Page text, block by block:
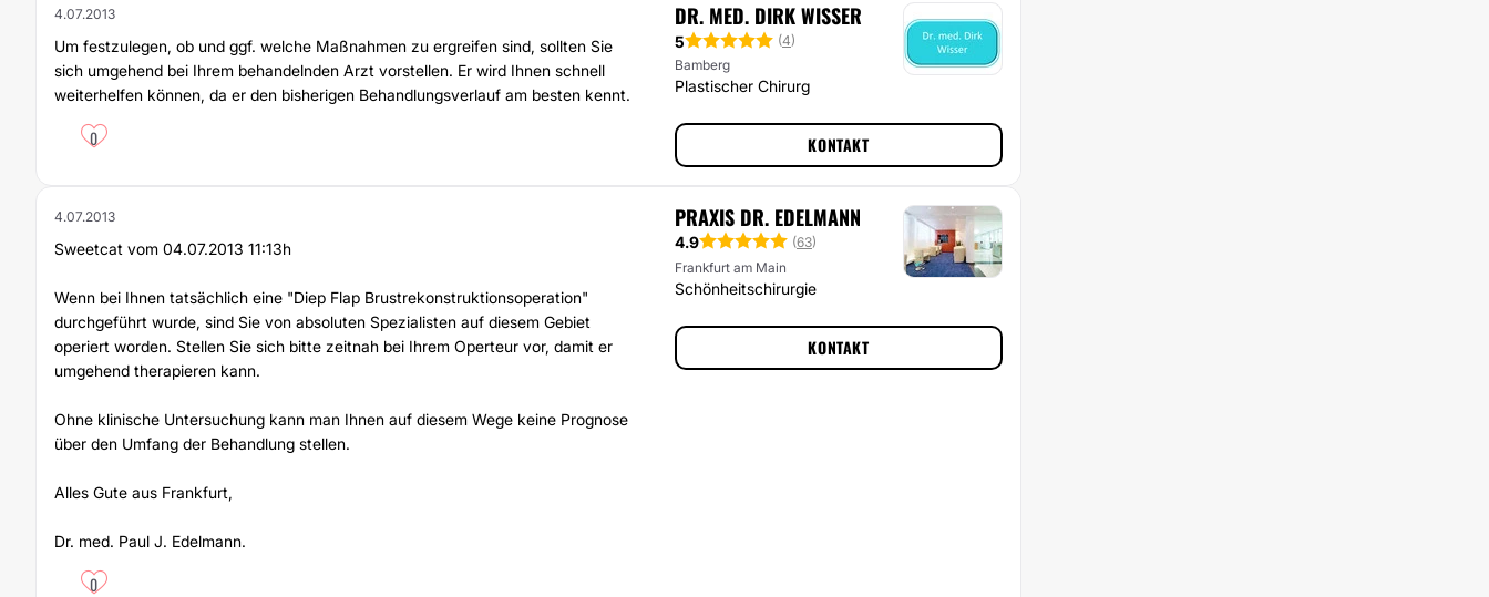
4.07.2013
Um festzulegen, ob und ggf. welche Maßnahmen zu ergreifen sind, sollten Sie
sich umgehend bei Ihrem behandelnden Arzt vorstellen. Er wird Ihnen schnell
weiterhelfen können, da er den bisherigen Behandlungsverlauf am besten kennt.
0
DR. MED. DIRK WISSER
5 (4)
Bamberg
Plastischer Chirurg
KONTAKT
4.07.2013
Sweetcat vom 04.07.2013 11:13h
Wenn bei Ihnen tatsächlich eine "Diep Flap Brustrekonstruktionsoperation"
durchgeführt wurde, sind Sie von absoluten Spezialisten auf diesem Gebiet
operiert worden. Stellen Sie sich bitte zeitnah bei Ihrem Operteur vor, damit er
umgehend therapieren kann.
Ohne klinische Untersuchung kann man Ihnen auf diesem Wege keine Prognose
über den Umfang der Behandlung stellen.
Alles Gute aus Frankfurt,
Dr. med. Paul J. Edelmann.
0
PRAXIS DR. EDELMANN
4.9 (63)
Frankfurt am Main
Schönheitschirurgie
KONTAKT